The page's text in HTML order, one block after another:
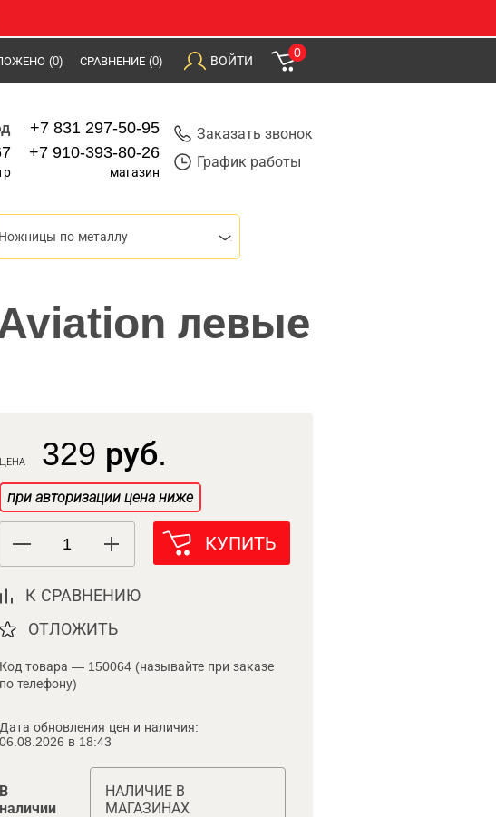
(0) СРАВНЕНИЕ (0) ВОЙТИ
0
+7 831 297-50-95
+7 910-393-80-26
магазин
Заказать звонок
График работы
Ножницы по металлу
левые
ЦЕНА 329 руб.
при авторизации цена ниже
КУПИТЬ
К СРАВНЕНИЮ
ОТЛОЖИТЬ
Код товара — 150064 (называйте при заказе
по телефону)
Дата обновления цен и наличия:
06.08.2026 в 18:43
В
наличии
НАЛИЧИЕ В
МАГАЗИНАХ